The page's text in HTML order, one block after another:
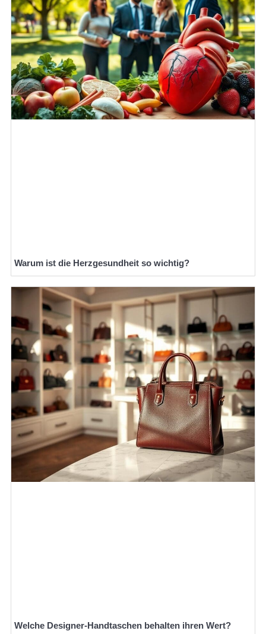
Warum ist die Herzgesundheit so wichtig?
Welche Designer-Handtaschen behalten ihren Wert?